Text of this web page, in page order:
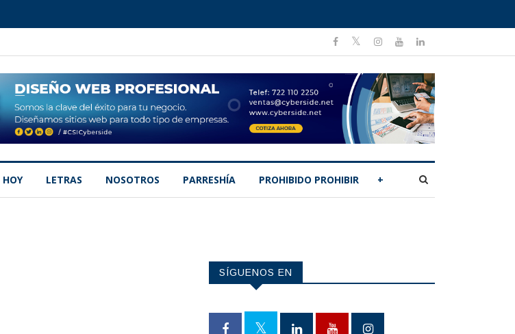
HOY LETRAS NOSOTROS PARRESHÍA PROHIBIDO PROHIBIR +
SÍGUENOS EN